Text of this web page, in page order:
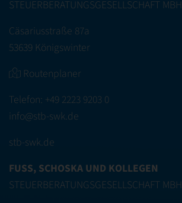
STEUERBERATUNGSGESELLSCHAFT MBH
Cäsariusstraße 87a
53639 Königswinter
Routenplaner
Telefon: +49 2223 9203 0
info@stb-swk.de
stb-swk.de
FUSS, SCHOSKA UND KOLLEGEN
STEUERBERATUNGSGESELLSCHAFT MBH